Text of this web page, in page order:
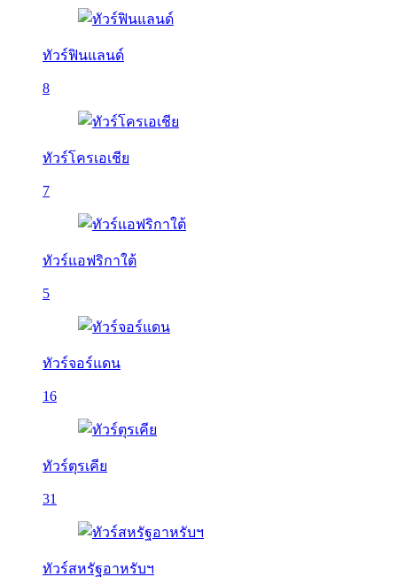
ทัวร์ฟินแลนด์
8
ทัวร์โครเอเชีย
7
ทัวร์แอฟริกาใต้
5
ทัวร์จอร์แดน
16
ทัวร์ตุรเคีย
31
ทัวร์สหรัฐอาหรับฯ